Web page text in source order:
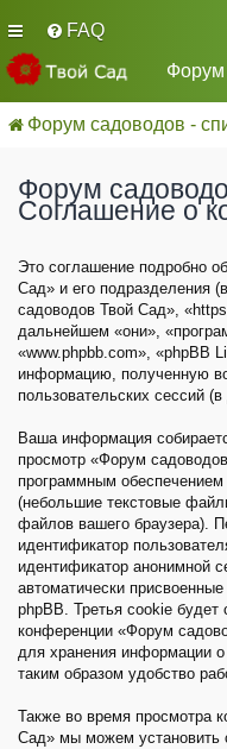
FAQ
Форум
Форум садоводов -
Форум
Соглашение о
Это соглашение подробно
Сад» и его подразделения
садоводов Твой Сад»,
дальнейшем «они»,
«www.phpbb.com», «phpBB
информацию, полученную
пользовательских сессий
Ваша информация
просмотр «Форум
программным
(небольшие текстовые
файлов вашего браузера).
идентификатор
идентификатор анонимной
автоматически
phpBB. Третья cookie будет
конференции «Форум
для хранения информации
таким образом удобство
Также во время просмотра
Сад» мы можем установить